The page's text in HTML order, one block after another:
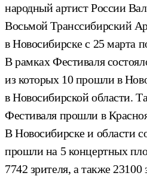
народный артист России
Восьмой Транссибирский
в Новосибирске с 25 марта
В рамках Фестиваля
из которых 10 прошли в
в Новосибирской области.
Фестиваля прошли в
В Новосибирске и области
прошли на 5 концертных
7742 зрителя, а также 23100